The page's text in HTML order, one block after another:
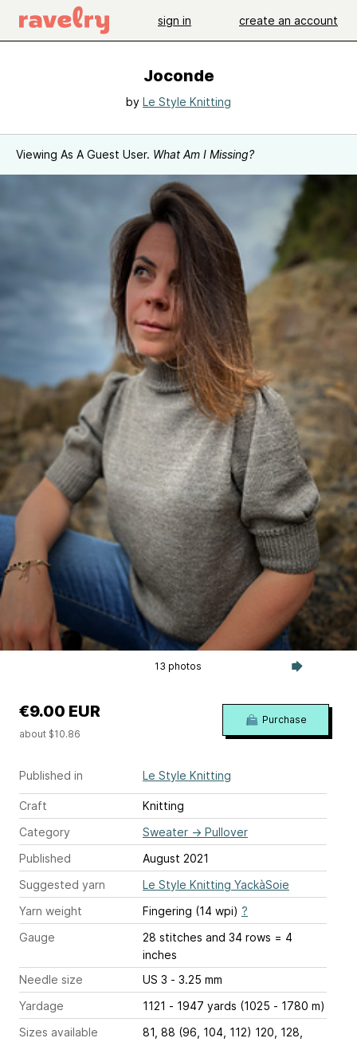
sign in create an account
Joconde
by Le Style Knitting
Viewing As A Guest User. What Am I Missing?
13 photos
Published in Le Style Knitting
Craft
Knitting
Category
Sweater → Pullover
Published
August 2021
Suggested yarn
Le Style Knitting YackàSoie
Yarn weight
Fingering (14 wpi) ?
Gauge
28 stitches and 34 rows = 4
inches
Needle size
US 3 - 3.25 mm
Yardage
1121 - 1947 yards (1025 - 1780 m)
Sizes available
81, 88 (96, 104, 112) 120, 128,
€9.00 EUR
about $10.86
Purchase